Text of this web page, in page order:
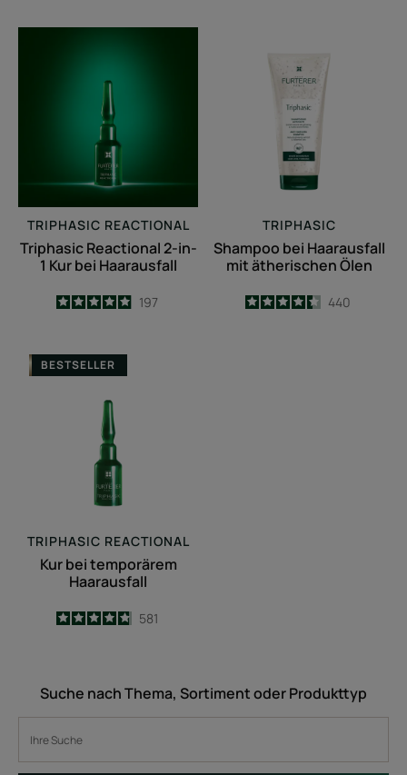
2-
in-
1
Kur
bei
Haarausfall
TRIPHASIC REACTIONAL
Triphasic Reactional 2-in-
1 Kur bei Haarausfall
4.9
/5
197
bei
Haarausfall
mit
ätherischen
Ölen
TRIPHASIC
Shampoo bei Haarausfall
mit ätherischen Ölen
4.4
/5
440
Kur
bei
temporärem
Haarausfall
BESTSELLER
TRIPHASIC REACTIONAL
Kur bei temporärem
Haarausfall
4.8
/5
581
Suche nach Thema, Sortiment oder Produkttyp